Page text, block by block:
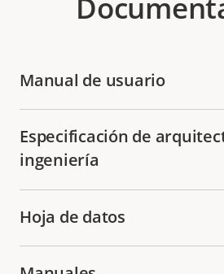
Manual de usuario
Especificación de
ingeniería
Hoja de datos